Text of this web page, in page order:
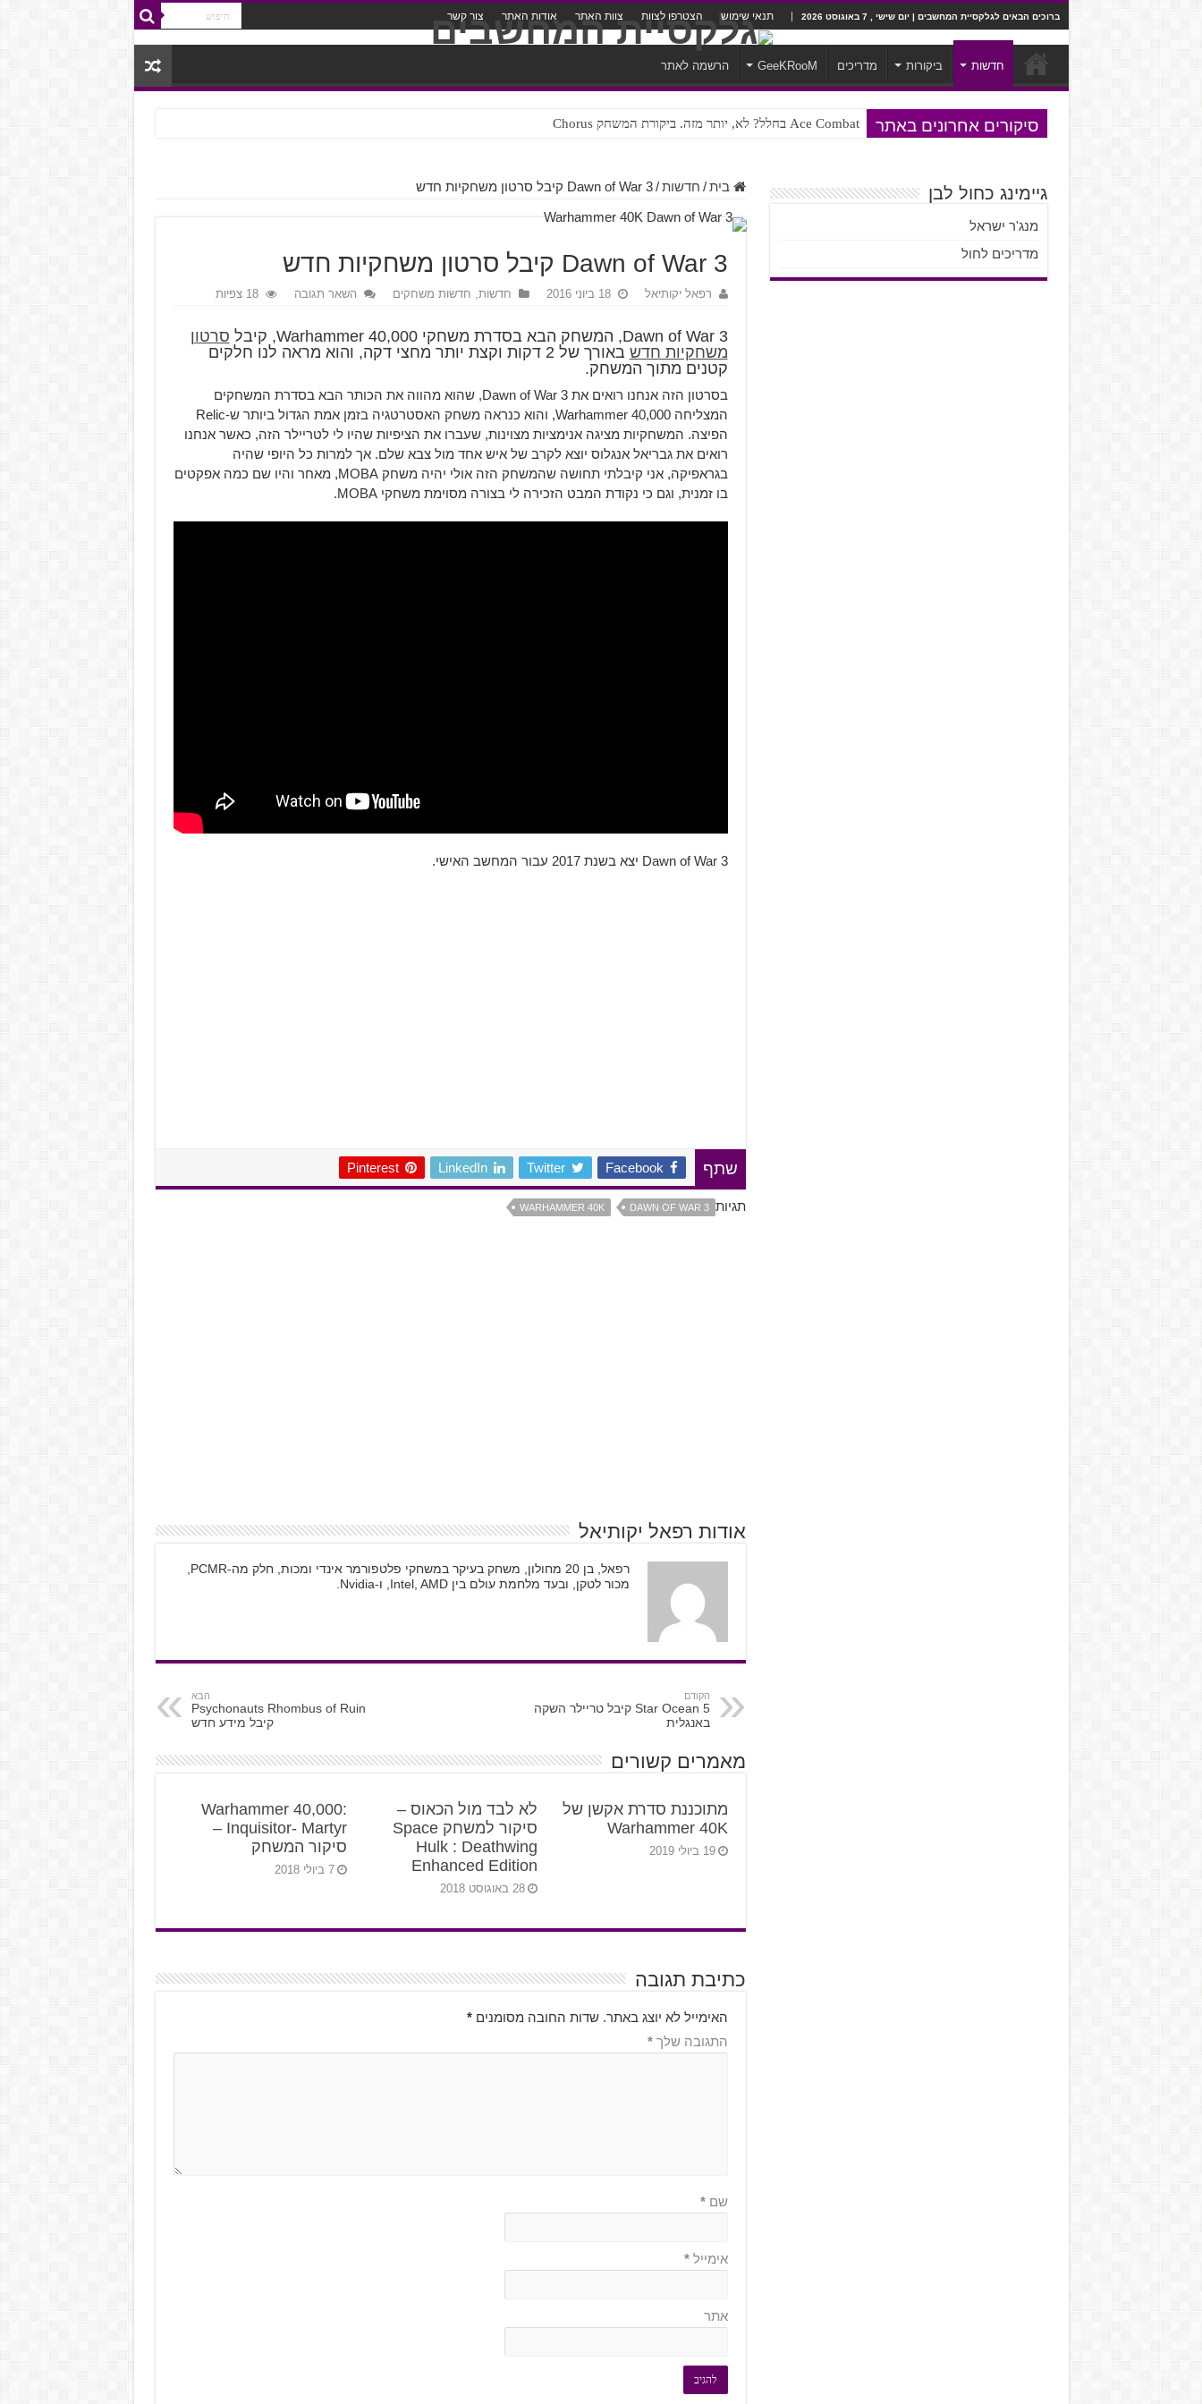
ברוכים הבאים לגלקסיית המחשבים | יום שישי , 7 באוגוסט 2026 תנאי שימוש הצטרפו לצוות צוות האתר אודות האתר צור קשר
חדשות ביקורות מדריכים GeeKRooM הרשמה לאתר
סיקורים אחרונים באתר Ace Combat בחלל? לא, יותר מזה. ביקורת המשחק Chorus
Steven Universe והשירים שתורגמו בצורה נוראית לעברית
בית / חדשות / Dawn of War 3 קיבל סרטון משחקיות חדש
Dawn of War 3 קיבל סרטון משחקיות חדש
רפאל יקותיאל 18 ביוני 2016 חדשות, חדשות משחקים השאר תגובה 18 צפיות
Dawn of War 3, המשחק הבא בסדרת משחקי Warhammer 40,000, קיבל סרטון
משחקיות חדש
באורך של 2 דקות וקצת יותר מחצי דקה, והוא מראה לנו חלקים
קטנים מתוך המשחק.
בסרטון הזה אנחנו רואים את Dawn of War 3, שהוא מהווה את הכותר הבא בסדרת המשחקים
המצליחה Warhammer 40,000, והוא כנראה משחק האסטרטגיה בזמן אמת הגדול ביותר ש-Relic
הפיצה. המשחקיות מציגה אנימציות מצוינות, שעברו את הציפיות שהיו לי לטריילר הזה, כאשר אנחנו
רואים את גבריאל אנגלוס יוצא לקרב של איש אחד מול צבא שלם. אך למרות כל היופי שהיה
בגראפיקה, אני קיבלתי תחושה שהמשחק הזה אולי יהיה משחק MOBA, מאחר והיו שם כמה אפקטים
בו זמנית, וגם כי נקודת המבט הזכירה לי בצורה מסוימת משחקי MOBA.
Dawn of War 3 יצא בשנת 2017 עבור המחשב האישי.
שתף Facebook
Twitter
LinkedIn
Pinterest
תגיות DAWN OF WAR 3
WARHAMMER 40K
אודות רפאל יקותיאל
מכור לטקן, ובעד מלחמת עולם בין Intel, AMD, ו-Nvidia.
הקודם
Star Ocean 5 קיבל טריילר השקה
באנגלית
הבא
Psychonauts Rhombus of Ruin
קיבל מידע חדש
מאמרים קשורים
מתוכננת סדרת אקשן של
Warhammer 40K
19 ביולי 2019
לא לבד מול הכאוס –
סיקור למשחק Space
Hulk : Deathwing
Enhanced Edition
28 באוגוסט 2018
Warhammer 40,000:
Inquisitor- Martyr –
סיקור המשחק
7 ביולי 2018
כתיבת תגובה
האימייל לא יוצג באתר. שדות החובה מסומנים*
התגובה שלך*
שם*
אימייל*
אתר
גיימינג כחול לבן
מנג'ר ישראל
מדריכים לחול